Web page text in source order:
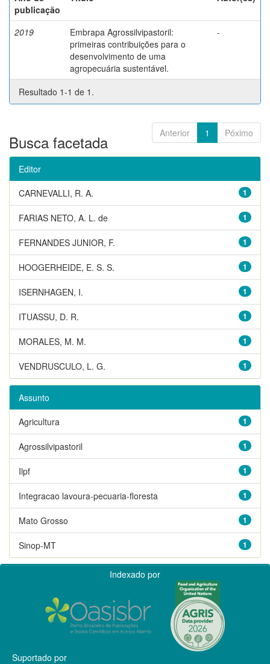
publicação
2019
Embrapa Agrossilvipastoril:
primeiras contribuições para o
desenvolvimento de uma
agropecuária sustentável.
-
Resultado 1-1 de 1.
Anterior 1 Póximo
Busca facetada
Editor
1
CARNEVALLI, R. A.
1
FARIAS NETO, A. L. de
1
FERNANDES JUNIOR, F.
1
HOOGERHEIDE, E. S. S.
1
ISERNHAGEN, I.
1
ITUASSU, D. R.
1
MORALES, M. M.
1
VENDRUSCULO, L. G.
Assunto
1
Agricultura
1
Agrossilvipastoril
1
Ilpf
1
Integracao lavoura-pecuaria-floresta
1
Mato Grosso
1
Sinop-MT
Indexado por
Suportado por